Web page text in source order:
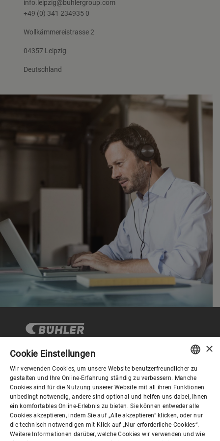
info.leipzig@buhlergroup.com
+49 (0) 341 234935 0
Wollkämmereistrasse 2
04357 Leipzig
Deutschland
Corporate Governance
Über Bühler
Nützliche Links
ENGLISH
SPANISH
GERMAN
FRENCH
×
Cookie Einstellungen
Wir verwenden Cookies, um unsere Website benutzerfreundlicher zu
gestalten und Ihre Online-Erfahrung ständig zu verbessern. Manche
Cookies sind für die Nutzung unserer Website mit all ihren Funktionen
unbedingt notwendig, andere sind optional und helfen uns dabei, Ihnen
ein komfortables Online-Erlebnis zu bieten. Sie können entweder alle
Cookies akzeptieren, indem Sie auf „Alle akzeptieren“ klicken, oder nur
die technisch notwendigen mit Klick auf „Nur erforderliche Cookies“.
Weitere Informationen darüber, welche Cookies wir verwenden und wie